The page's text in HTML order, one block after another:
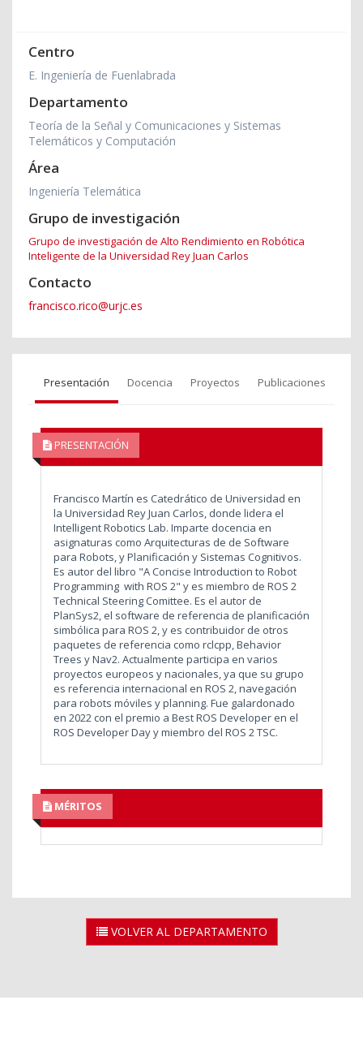
Centro
E. Ingeniería de Fuenlabrada
Departamento
Teoría de la Señal y Comunicaciones y Sistemas
Telemáticos y Computación
Área
Ingeniería Telemática
Grupo de investigación
Grupo de investigación de Alto Rendimiento en Robótica
Inteligente de la Universidad Rey Juan Carlos
Contacto
francisco.rico@urjc.es
Presentación Docencia Proyectos Publicaciones
PRESENTACIÓN
Francisco Martín es Catedrático de Universidad en
la Universidad Rey Juan Carlos, donde lidera el
Intelligent Robotics Lab. Imparte docencia en
asignaturas como Arquitecturas de de Software
para Robots, y Planificación y Sistemas Cognitivos.
Es autor del libro "A Concise Introduction to Robot
Programming with ROS 2" y es miembro de ROS 2
Technical Steering Comittee. Es el autor de
PlanSys2, el software de referencia de planificación
simbólica para ROS 2, y es contribuidor de otros
paquetes de referencia como rclcpp, Behavior
Trees y Nav2. Actualmente participa en varios
proyectos europeos y nacionales, ya que su grupo
es referencia internacional en ROS 2, navegación
para robots móviles y planning. Fue galardonado
en 2022 con el premio a Best ROS Developer en el
ROS Developer Day y miembro del ROS 2 TSC.
MÉRITOS
VOLVER AL DEPARTAMENTO